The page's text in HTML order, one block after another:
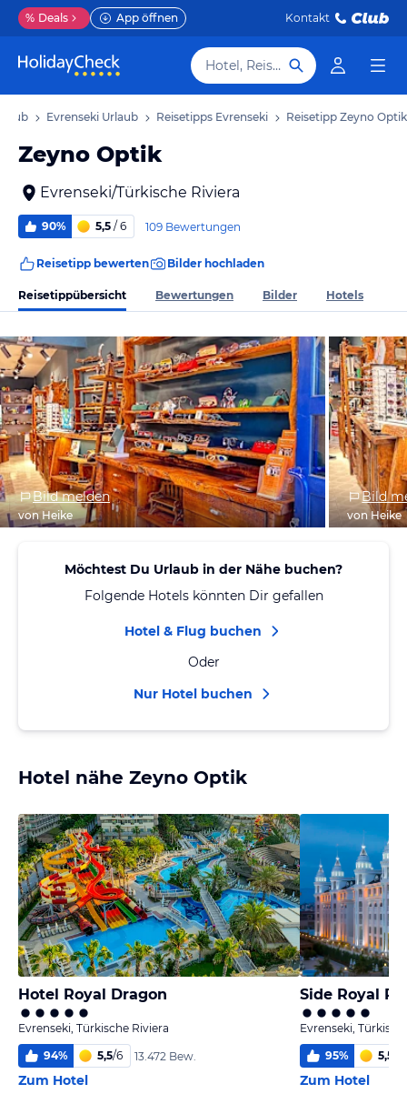
% Deals App öffnen Kontakt
Hotel, Reiseziel
Evrenseki Urlaub Reisetipps Evrenseki Reisetipp Zeyno Optik
Zeyno Optik
Evrenseki/Türkische Riviera
90% 5,5 / 6 109 Bewertungen
Reisetipp bewerten Bilder hochladen
Reisetippübersicht Bewertungen Bilder Hotels
Bild melden
von Heike
Bild
von Heike
Möchtest Du Urlaub in der Nähe buchen?
Folgende Hotels könnten Dir gefallen
Hotel & Flug buchen
Oder
Nur Hotel buchen
Hotel nähe Zeyno Optik
Hotel Royal Dragon
Evrenseki, Türkische Riviera
94% 5,5/6 13.472 Bew.
Zum Hotel
Side Royal
Evrenseki,
95% 5,5
Zum Hotel